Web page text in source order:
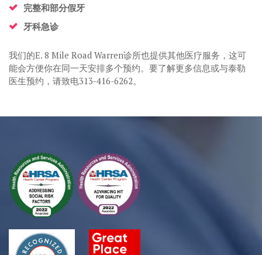
完整和部分假牙
牙科急诊
我们的E. 8 Mile Road Warren诊所也提供其他医疗服务，这可
能会方便你在同一天安排多个预约。要了解更多信息或与泰勒
医生预约，请致电313-416-6262。